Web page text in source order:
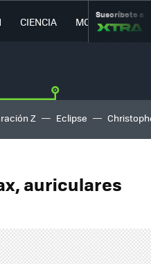
CIENCIA MOVILIDAD
Suscríbete a
Z Eclipse
auriculares